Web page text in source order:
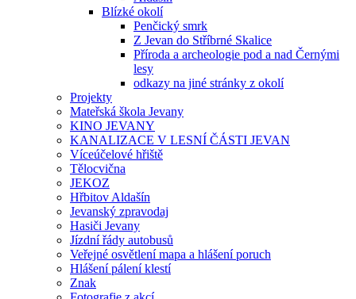
Blízké okolí
Penčický smrk
Z Jevan do Stříbrné Skalice
Příroda a archeologie pod a nad Černými
lesy
odkazy na jiné stránky z okolí
Projekty
Mateřská škola Jevany
KINO JEVANY
KANALIZACE V LESNÍ ČÁSTI JEVAN
Víceúčelové hřiště
Tělocvična
JEKOZ
Hřbitov Aldašín
Jevanský zpravodaj
Hasiči Jevany
Jízdní řády autobusů
Veřejné osvětlení mapa a hlášení poruch
Hlášení pálení klestí
Znak